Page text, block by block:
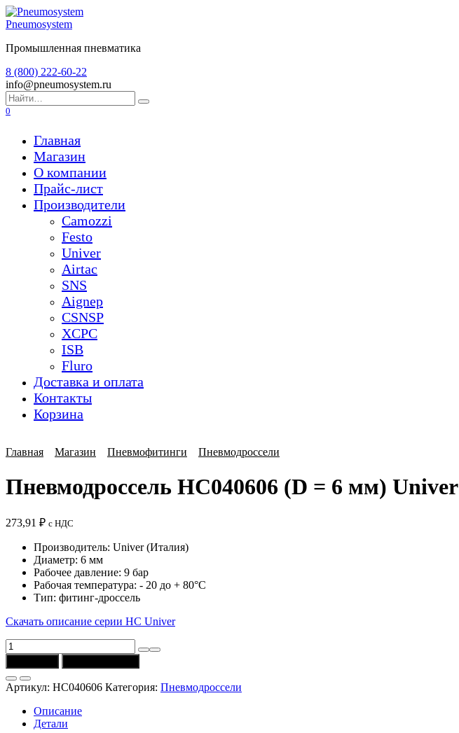
Перейти
к
Pneumosystem
Промышленная пневматика
8 (800) 222-60-22
info@pneumosystem.ru
Search
for:
0
Главная
Магазин
О компании
Прайс-лист
Производители
Camozzi
Festo
Univer
Airtac
SNS
Aignep
CSNSP
XCPC
ISB
Fluro
Доставка и оплата
Контакты
Корзина
Главная Магазин Пневмофитинги Пневмодроссели
Пневмодроссель HC040606 (D = 6 мм) Univer
273,91 ₽ с НДС
Производитель: Univer (Италия)
Диаметр: 6 мм
Рабочее давление: 9 бар
Рабочая температура: - 20 до + 80°C
Тип: фитинг-дроссель
Скачать описание серии HC Univer
Количество
товара
Пневмодроссель
HC040606
(D
Артикул: HC040606 Категория: Пневмодроссели
Описание
Детали